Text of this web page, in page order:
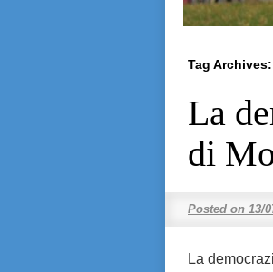
Tag Archives:
La
di
Posted on 13/
La